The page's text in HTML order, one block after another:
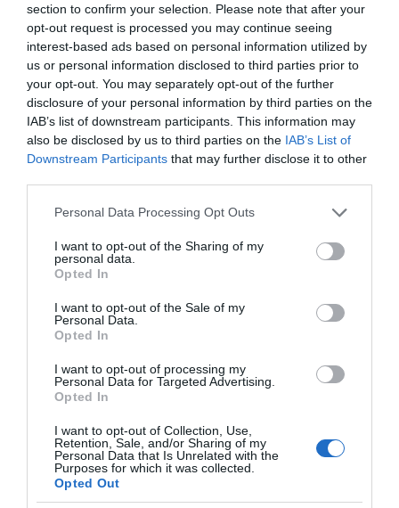
section to confirm your selection. Please note that after your
opt-out request is processed you may continue seeing
interest-based ads based on personal information utilized by
us or personal information disclosed to third parties prior to
your opt-out. You may separately opt-out of the further
disclosure of your personal information by third parties on the
IAB’s list of downstream participants. This information may
also be disclosed by us to third parties on the IAB’s List of
Downstream Participants that may further disclose it to other
Please note that this website/app uses one or more Google
not limited to your visit or usage behaviour. You may click to
grant or deny consent to Google and its third-party tags to
use your data for below specified purposes in below Google
consent section.
Personal Data Processing Opt Outs
I want to opt-out of the Sharing of my
personal data.
Opted In
I want to opt-out of the Sale of my
Personal Data.
Opted In
I want to opt-out of processing my
Personal Data for Targeted Advertising.
Opted In
I want to opt-out of Collection, Use,
Retention, Sale, and/or Sharing of my
Personal Data that Is Unrelated with the
Purposes for which it was collected.
Opted Out
Δεύτερον, το κράτος εγγυάται την καταβολή
ελάχιστης ανταποδοτικής μηνιαίας
επικουρικής σύνταξης, η οποία υπολογίζεται
στη βάση του ύψους της πραγματικής αξίας
των εισφορών που κατέβαλαν οι
ασφαλισμένοι. Κατά συνέπεια, απονέμεται
στους ασφαλισμένους επικουρική σύνταξη
τουλάχιστον ίση με αυτή που αντιστοιχεί στις
εισφορές τις οποίες κατέβαλαν, λαμβανομένου
υπόψη και του πληθωρισμού. Σύμφωνα με το
υπουργείο, πρακτικά αυτό σημαίνει ότι το
κράτος εγγυάται μη αρνητικές αποδόσεις και
ότι οι ασφαλισμένοι του ΤΕΚΑ θα είναι
προστατευμένοι απέναντι στον επενδυτικό
κίνδυνο, καθώς στις διακυμάνσεις της αγοράς
υπόκεινται μόνο οι αποδόσεις και όχι το